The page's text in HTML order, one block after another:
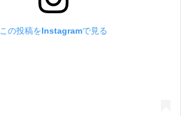
この投稿をInstagramで見る